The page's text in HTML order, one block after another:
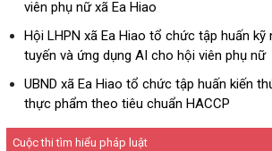
Cuộc thi tìm hiểu pháp luật
viên phụ nữ xã Ea Hiao
Hội LHPN xã Ea Hiao tổ chức tập huấn kỹ
tuyến và ứng dụng AI cho hội viên phụ nữ
UBND xã Ea Hiao tổ chức tập huấn kiến
thực phẩm theo tiêu chuẩn HACCP